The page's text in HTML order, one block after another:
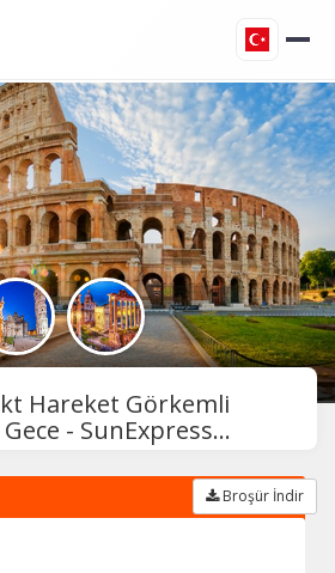
Hareket Görkemli
- SunExpress...
Broşür İndir